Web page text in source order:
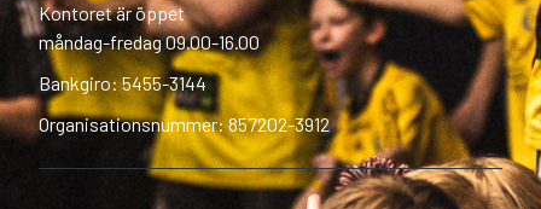
Kontoret är öppet
måndag-fredag 09.00-16.00
Bankgiro: 5455-3144
Organisationsnummer: 857202-3912